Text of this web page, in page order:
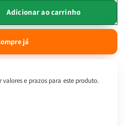
Adicionar ao carrinho
já
valores e prazos para este produto.